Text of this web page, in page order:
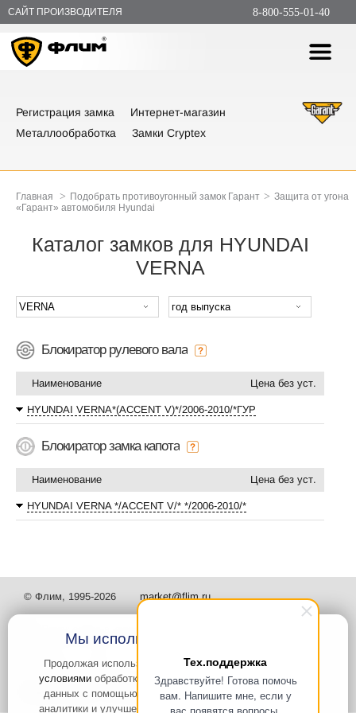
Тех.поддержка
Здравствуйте! Готова помочь
вам. Напишите мне, если у
САЙТ ПРОИЗВОДИТЕЛЯ 8-800-555-01-40
Регистрация замка
Интернет-магазин
Металлообработка
Замки Cryptex
Главная > Подобрать противоугонный замок Гарант > Защита от угона
«Гарант» автомобиля Hyundai
Каталог замков для HYUNDAI
VERNA
Блокиратор рулевого вала
Наименование Цена без уст.
HYUNDAI VERNA*(ACCENT V)*/2006-2010/*ГУР
Блокиратор замка капота
Наименование Цена без уст.
HYUNDAI VERNA */ACCENT V/* */2006-2010/*
© Флим, 1995-2026 market@flim.ru
Задать вопрос Контакты
Мы используем файлы Cookies
Продолжая использовать наш сайт, высоглашаетесь с
условиями обработки cookie-файлов и пользовательских
данных с помощью Яндекс.Метрика, необходимых для
аналитики и улучшения качества работы сайта и сервиса